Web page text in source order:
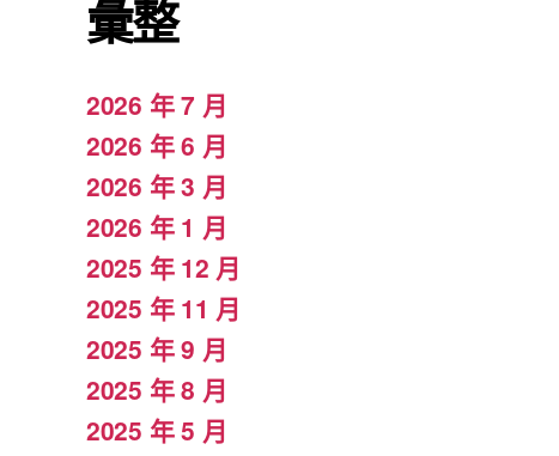
彙整
2026 年 7 月
2026 年 6 月
2026 年 3 月
2026 年 1 月
2025 年 12 月
2025 年 11 月
2025 年 9 月
2025 年 8 月
2025 年 5 月